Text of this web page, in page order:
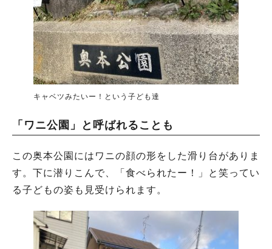
キャベツみたいー！という子ども達
「ワニ公園」と呼ばれることも
この奥本公園にはワニの顔の形をした滑り台がありま
す。下に潜りこんで、「食べられたー！」と笑ってい
る子どもの姿も見受けられます。